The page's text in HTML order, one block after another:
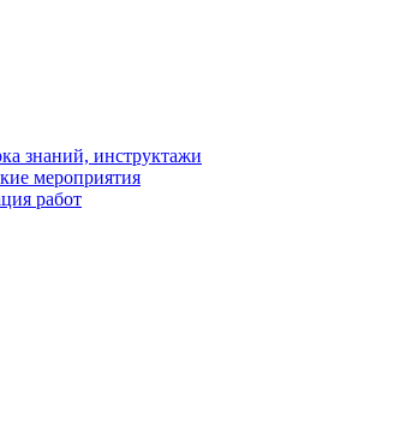
знаний, инструктажи
мероприятия
работ